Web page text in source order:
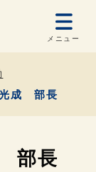
メニュー
成 部長
部長